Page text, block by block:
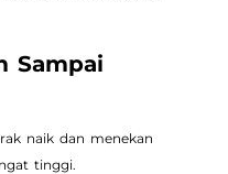
Sampai
naik dan menekan
tinggi.